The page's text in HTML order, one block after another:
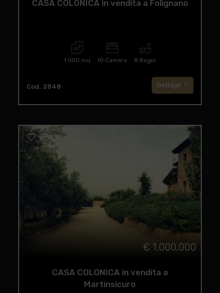
CASA COLONICA in vendita a Folignano
1.000 mq 10 Camere 8 Bagni
Cod. 2848 Dettagli
€ 1.000.000
CASA COLONICA in vendita a
Martinsicuro